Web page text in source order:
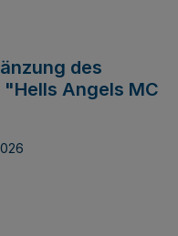
des
Angels MC